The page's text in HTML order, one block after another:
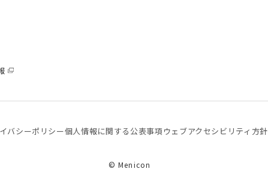
バシーポリシー個⼈情報に関する公表事項 ウェブアクセシビリティ方針
© Menicon